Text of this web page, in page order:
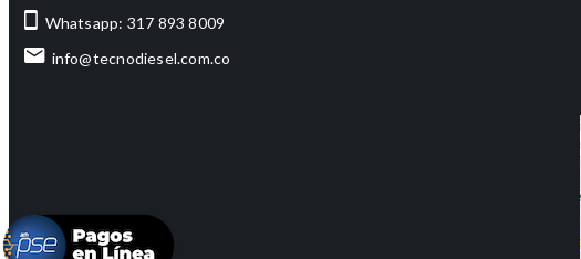
Whatsapp: 317 893 8009
info@tecnodiesel.com.co